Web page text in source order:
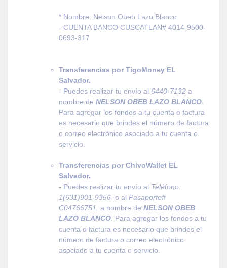
* Nombre: Nelson Obeb Lazo Blanco.
- CUENTA BANCO CUSCATLAN# 4014-9500-
0693-317
Transferencias por TigoMoney EL
Salvador.
- Puedes realizar tu envío al 6440-7132 a
nombre de NELSON OBEB LAZO BLANCO
Para agregar los fondos a tu cuenta o factura
es necesario que brindes el número de factura
o correo electrónico asociado a tu cuenta o
servicio.
Transferencias por ChivoWallet EL
Salvador.
- Puedes realizar tu envío al Teléfono:
1(631)901-9356 o al Pasaporte#
C04766751, a nombre de NELSON OBEB
LAZO BLANCO . Para agregar los fondos a tu
cuenta o factura es necesario que brindes el
número de factura o correo electrónico
asociado a tu cuenta o servicio.